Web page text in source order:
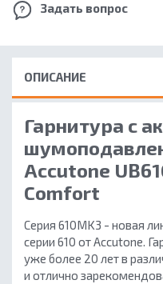
Задать вопрос
ОПИСАНИЕ
Гарнитура с
Accutone
Comfort
Серия 610MK3 - новая
серии 610 от Accutone.
уже более 20 лет в
и отлично